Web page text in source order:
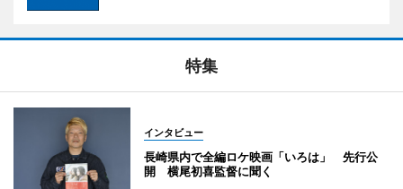
特集
インタビュー
長崎県内で全編ロケ映画「いろは」 先行公
開 横尾初喜監督に聞く